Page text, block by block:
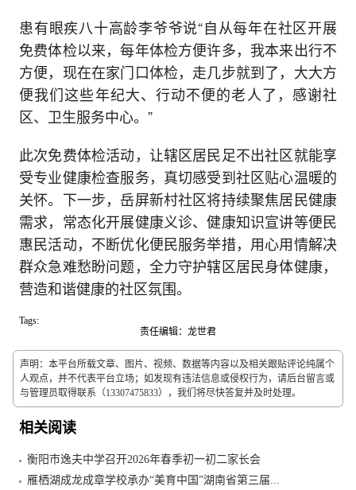
患有眼疾八十高龄李爷爷说“自从每年在社区开展
免费体检以来，每年体检方便许多，我本来出行不
方便，现在在家门口体检，走几步就到了，大大方
便我们这些年纪大、行动不便的老人了，感谢社
区、卫生服务中心。”
此次免费体检活动，让辖区居民足不出社区就能享
受专业健康检查服务，真切感受到社区贴心温暖的
关怀。下一步，岳屏新村社区将持续聚焦居民健康
需求，常态化开展健康义诊、健康知识宣讲等便民
惠民活动，不断优化便民服务举措，用心用情解决
群众急难愁盼问题，全力守护辖区居民身体健康，
营造和谐健康的社区氛围。
Tags:
责任编辑：龙世君
声明：本平台所载文章、图片、视频、数据等内容以及相关跟贴评论纯属个
人观点，并不代表平台立场；如发现有违法信息或侵权行为，请后台留言或
与管理员取得联系（13307475833），我们将尽快答复并及时处理。
相关阅读
衡阳市逸夫中学召开2026年春季初一初二家长会
雁栖湖成龙成章学校承办“美育中国”湖南省第三届...